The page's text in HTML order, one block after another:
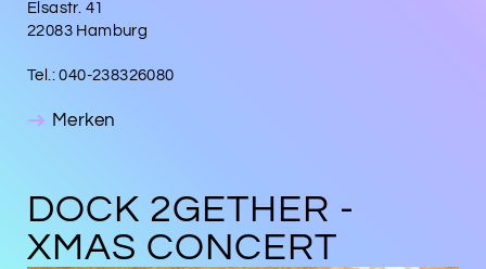
Elsastr. 41
22083 Hamburg
Tel.: 040-238326080
Merken
DOCK 2GETHER -
XMAS CONCERT